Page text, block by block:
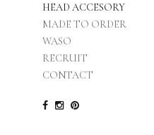
HEAD ACCESORY
MADE TO ORDER
WASO
RECRUIT
CONTACT